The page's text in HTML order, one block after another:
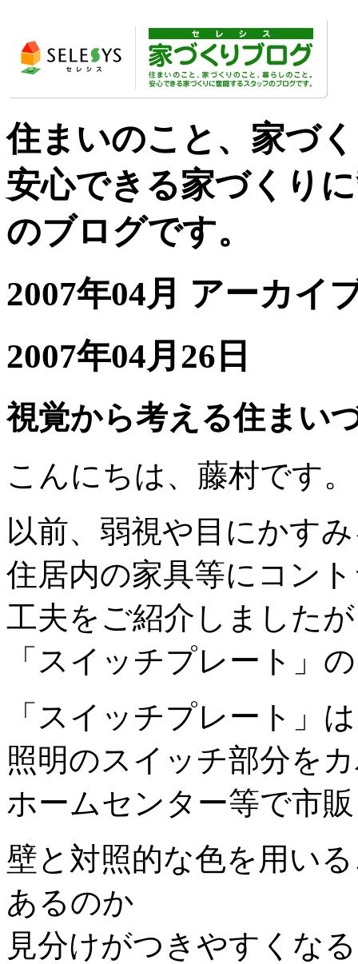
住まいのこと、家づ
安心できる家づくり
のブログです。
2007年04月 アーカイ
2007年04月26日
視覚から考える住まい
こんにちは、藤村です。
以前、弱視や目にかす
住居内の家具等にコン
工夫をご紹介しました
「スイッチプレート」
「スイッチプレート」
照明のスイッチ部分を
ホームセンター等で市
壁と対照的な色を用い
あるのか
見分けがつきやすくな